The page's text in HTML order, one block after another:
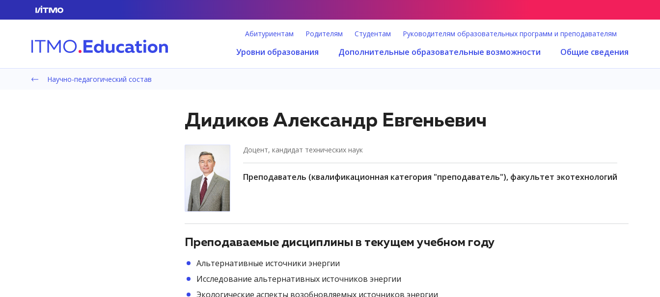
Абитуриентам Родителям Студентам Руководителям образовательных программ и преподавателям
Уровни образования Дополнительные образовательные возможности Общие сведения
Научно-педагогический состав
Дидиков Александр Евгеньевич
доцент, кандидат технических наук
преподаватель (квалификационная категория "преподаватель"), факультет экотехнологий
Преподаваемые дисциплины в текущем учебном году
Альтернативные источники энергии
Исследование альтернативных источников энергии
Экологические аспекты возобновляемых источников энергии